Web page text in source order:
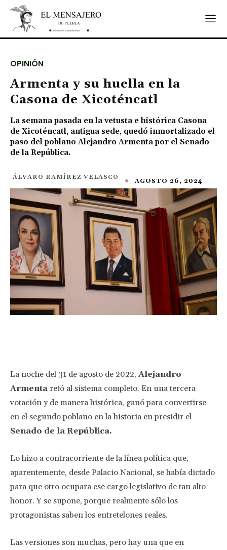
OPINIÓN
Armenta y su huella en la
Casona de Xicoténcatl
La semana pasada en la vetusta e histórica Casona
de Xicoténcatl, antigua sede, quedó inmortalizado el
paso del poblano Alejandro Armenta por el Senado
de la República.
ÁLVARO RAMÍREZ VELASCO AGOSTO 26, 2024
La noche del 31 de agosto de 2022, Alejandro
Armenta retó al sistema completo. En una tercera
votación y de manera histórica, ganó para convertirse
en el segundo poblano en la historia en presidir el
Senado de la República.
Lo hizo a contracorriente de la línea política que,
aparentemente, desde Palacio Nacional, se había dictado
para que otro ocupara ese cargo legislativo de tan alto
honor. Y se supone, porque realmente sólo los
protagonistas saben los entretelones reales.
Las versiones son muchas, pero hay una que en